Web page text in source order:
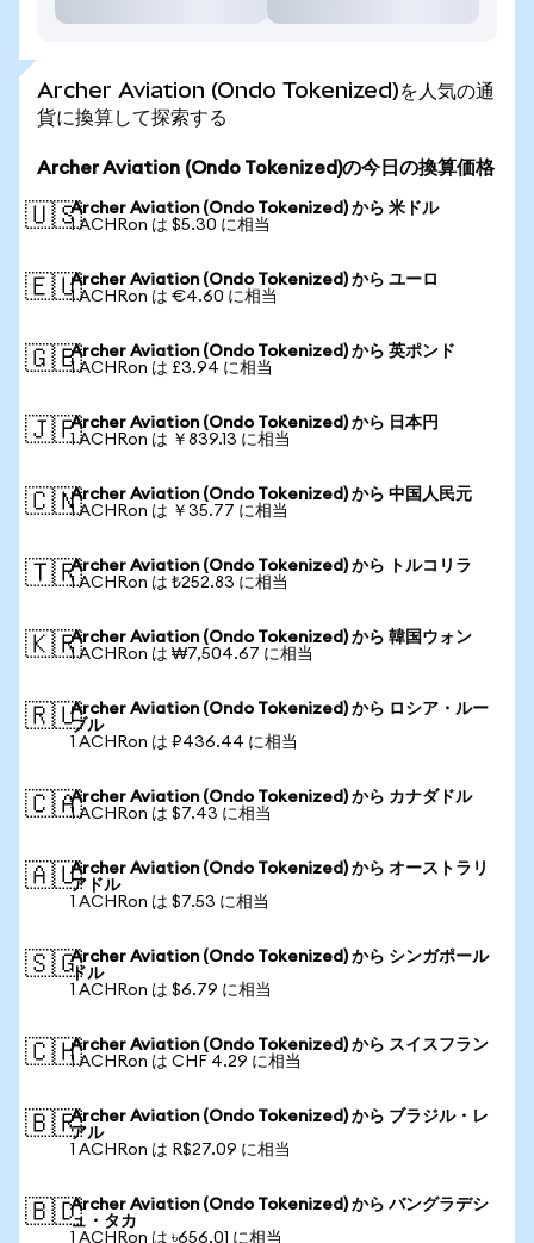
Archer Aviation (Ondo Tokenized)を人気の通
貨に換算して探索する
Archer Aviation (Ondo Tokenized)の今日の換算価格
🇺🇸Archer Aviation (Ondo Tokenized) から 米ドル
1 ACHRon は $5.30 に相当
🇪🇺Archer Aviation (Ondo Tokenized) から ユーロ
1 ACHRon は €4.60 に相当
🇬🇧Archer Aviation (Ondo Tokenized) から 英ポンド
1 ACHRon は £3.94 に相当
🇯🇵Archer Aviation (Ondo Tokenized) から 日本円
1 ACHRon は ￥839.13 に相当
🇨🇳Archer Aviation (Ondo Tokenized) から 中国人民元
1 ACHRon は ￥35.77 に相当
🇹🇷Archer Aviation (Ondo Tokenized) から トルコリラ
1 ACHRon は ₺252.83 に相当
🇰🇷Archer Aviation (Ondo Tokenized) から 韓国ウォン
1 ACHRon は ₩7,504.67 に相当
🇷🇺Archer Aviation (Ondo Tokenized) から ロシア・ルー
ブル
1 ACHRon は ₽436.44 に相当
🇨🇦Archer Aviation (Ondo Tokenized) から カナダドル
1 ACHRon は $7.43 に相当
🇦🇺Archer Aviation (Ondo Tokenized) から オーストラリ
アドル
1 ACHRon は $7.53 に相当
🇸🇬Archer Aviation (Ondo Tokenized) から シンガポール
ドル
1 ACHRon は $6.79 に相当
🇨🇭Archer Aviation (Ondo Tokenized) から スイスフラン
1 ACHRon は CHF 4.29 に相当
🇧🇷Archer Aviation (Ondo Tokenized) から ブラジル・レ
アル
1 ACHRon は R$27.09 に相当
🇧🇩Archer Aviation (Ondo Tokenized) から バングラデシ
ュ・タカ
1 ACHRon は ৳656.01 に相当